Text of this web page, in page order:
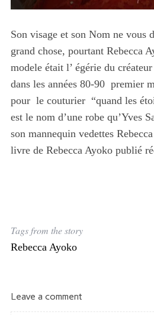
Son visage et son Nom ne vous
grand chose, pourtant Rebecca
modele était l’ égérie du
dans les années 80-90 premier
pour le couturier “quand les
est le nom d’une robe qu’Yves
son mannequin vedettes
livre de Rebecca Ayoko publié
Tags from the story
Rebecca Ayoko
Leave a comment